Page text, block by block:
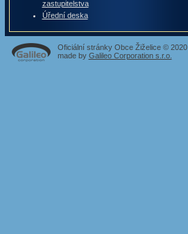
zastupitelstva
Úřední deska
Oficiální stránky Obce Žiželice © 2020
made by Galileo Corporation s.r.o.